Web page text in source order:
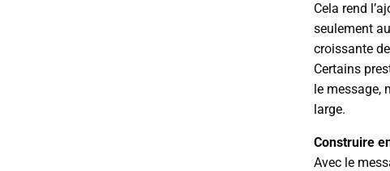
Cela rend
seulement
croissante
Certains
le message,
large.
Construire
Avec le